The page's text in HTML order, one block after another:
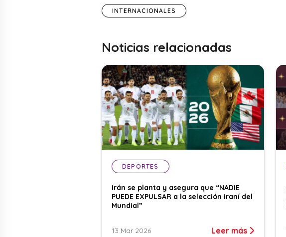
INTERNACIONALES
Noticias relacionadas
DEPORTES
Irán se planta y asegura que “NADIE
PUEDE EXPULSAR a la selección iraní del
Mundial”
13 Mar 2026 Leer más